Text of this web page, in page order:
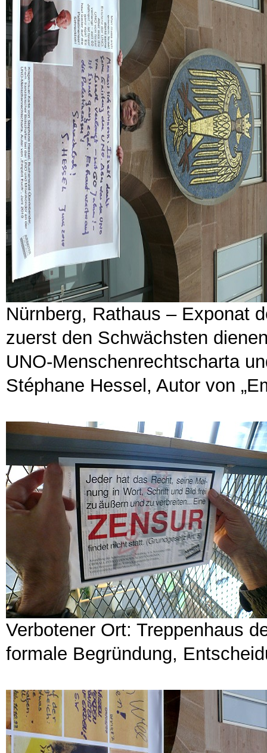
Nürnberg, Rathaus – Exponat
zuerst den Schwächsten
UNO-Menschenrechtscharta
Stéphane Hessel, Autor von
Verbotener Ort: Treppenhaus
formale Begründung,